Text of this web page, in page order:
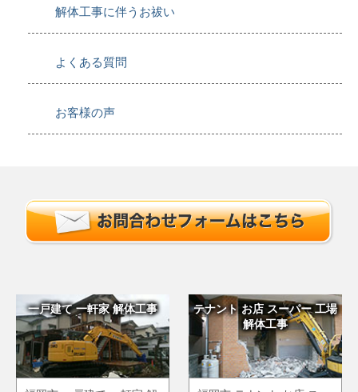
解体工事に伴うお祓い
よくある質問
お客様の声
一戸建て 一軒家 解体工事
テナント お店 スーパー 工場
解体工事